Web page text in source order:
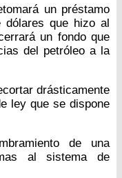
un préstamo
que hizo al
un fondo que
del petróleo a la
drásticamente
ley que se dispone
de una
al sistema de